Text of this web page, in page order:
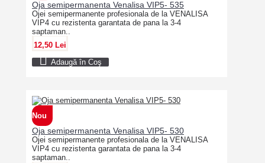
Oja semipermanenta Venalisa VIP5- 535
Ojei semipermanente profesionala de la VENALISA
VIP4 cu rezistenta garantata de pana la 3-4
saptaman..
12,50 Lei
Adaugă în Coş
Nou
Oja semipermanenta Venalisa VIP5- 530
Ojei semipermanente profesionala de la VENALISA
VIP4 cu rezistenta garantata de pana la 3-4
saptaman..